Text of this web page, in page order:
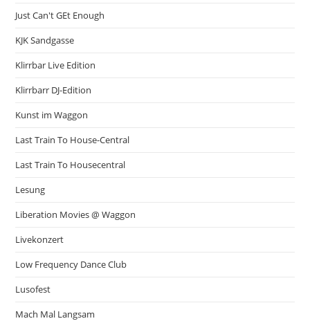
Just Can't GEt Enough
KJK Sandgasse
Klirrbar Live Edition
Klirrbarr DJ-Edition
Kunst im Waggon
Last Train To House-Central
Last Train To Housecentral
Lesung
Liberation Movies @ Waggon
Livekonzert
Low Frequency Dance Club
Lusofest
Mach Mal Langsam